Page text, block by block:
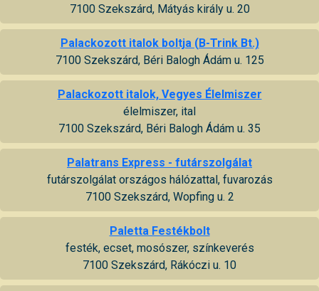
7100 Szekszárd, Mátyás király u. 20
Palackozott italok boltja (B-Trink Bt.)
7100 Szekszárd, Béri Balogh Ádám u. 125
Palackozott italok, Vegyes Élelmiszer
élelmiszer, ital
7100 Szekszárd, Béri Balogh Ádám u. 35
Palatrans Express - futárszolgálat
futárszolgálat országos hálózattal, fuvarozás
7100 Szekszárd, Wopfing u. 2
Paletta Festékbolt
festék, ecset, mosószer, színkeverés
7100 Szekszárd, Rákóczi u. 10